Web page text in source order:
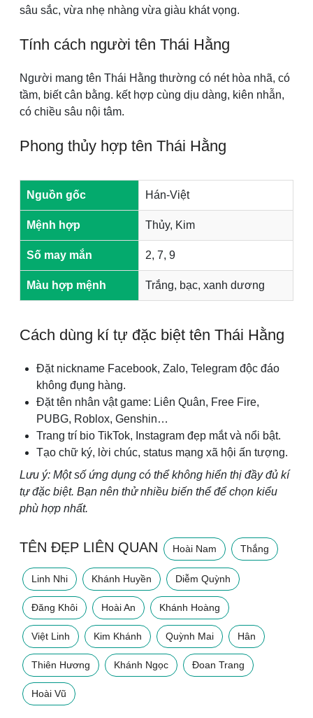
sâu sắc, vừa nhẹ nhàng vừa giàu khát vọng.
Tính cách người tên Thái Hằng
Người mang tên Thái Hằng thường có nét hòa nhã, có
tầm, biết cân bằng. kết hợp cùng dịu dàng, kiên nhẫn,
có chiều sâu nội tâm.
Phong thủy hợp tên Thái Hằng
Nguồn gốc Hán-Việt
Mệnh hợp Thủy, Kim
Số may mắn 2, 7, 9
Màu hợp mệnh Trắng, bạc, xanh dương
Cách dùng kí tự đặc biệt tên Thái Hằng
Đặt nickname Facebook, Zalo, Telegram độc đáo
không đụng hàng.
Đặt tên nhân vật game: Liên Quân, Free Fire,
PUBG, Roblox, Genshin…
Trang trí bio TikTok, Instagram đẹp mắt và nổi bật.
Tạo chữ ký, lời chúc, status mạng xã hội ấn tượng.
Lưu ý: Một số ứng dụng có thể không hiển thị đầy đủ kí
tự đặc biệt. Bạn nên thử nhiều biến thể để chọn kiểu
phù hợp nhất.
TÊN ĐẸP LIÊN QUAN Hoài Nam Thắng
Linh Nhi Khánh Huyền Diễm Quỳnh
Đăng Khôi Hoài An Khánh Hoàng
Việt Linh Kim Khánh Quỳnh Mai Hân
Thiên Hương Khánh Ngọc Đoan Trang
Hoài Vũ